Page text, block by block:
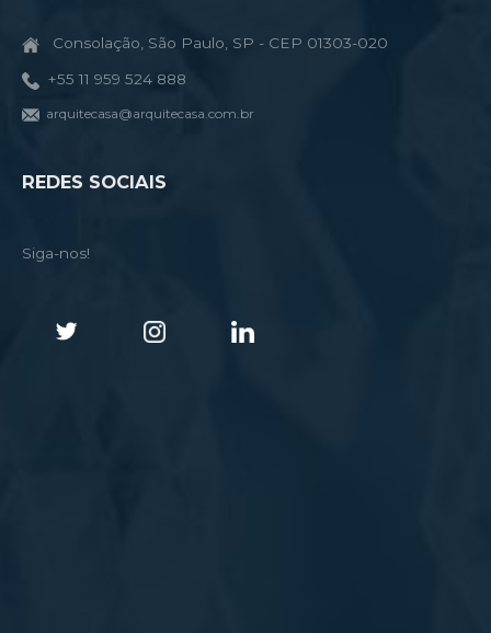
Consolação, São Paulo, SP - CEP 01303-020
+55 11 959 524 888
arquitecasa@arquitecasa.com.br
REDES SOCIAIS
Siga-nos!